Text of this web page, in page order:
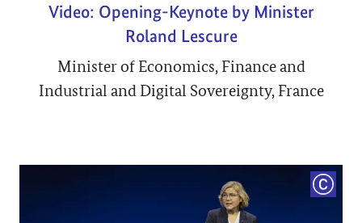
Video: Opening-Keynote by Minister
Roland Lescure
Minister of Economics, Finance and
Industrial and Digital Sovereignty, France